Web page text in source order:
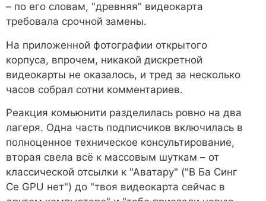
– по его словам, "древняя" видеокарта
требовала срочной замены.
На приложенной фотографии открытого
корпуса, впрочем, никакой дискретной
видеокарты не оказалось, и тред за несколько
часов собрал сотни комментариев.
Реакция комьюнити разделилась ровно на два
лагеря. Одна часть подписчиков включилась в
полноценное техническое консультирование,
вторая свела всё к массовым шуткам – от
классической отсылки к "Аватару" ("В Ба Синг
Се GPU нет") до "твоя видеокарта сейчас в